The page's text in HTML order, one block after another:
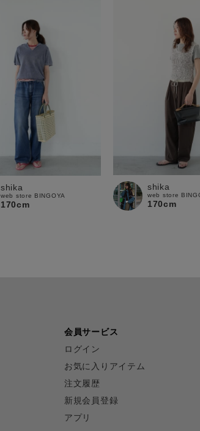
shika
web store BINGOYA
170cm
shika
web store
170cm
会員サービス
ログイン
お気に入りアイテム
注文履歴
新規会員登録
アプリ